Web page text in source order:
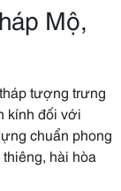
Mộ,
tượng trưng
kính đối với
chuẩn phong
hài hòa